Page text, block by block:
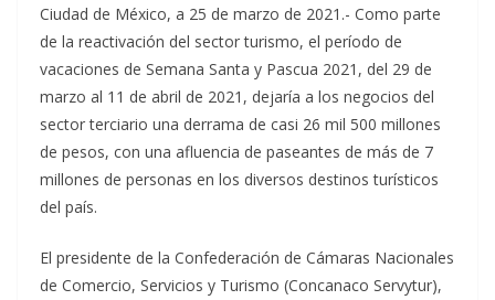
Ciudad de México, a 25 de marzo de 2021.- Como parte
de la reactivación del sector turismo, el período de
vacaciones de Semana Santa y Pascua 2021, del 29 de
marzo al 11 de abril de 2021, dejaría a los negocios del
sector terciario una derrama de casi 26 mil 500 millones
de pesos, con una afluencia de paseantes de más de 7
millones de personas en los diversos destinos turísticos
del país.
El presidente de la Confederación de Cámaras Nacionales
de Comercio, Servicios y Turismo (Concanaco Servytur),